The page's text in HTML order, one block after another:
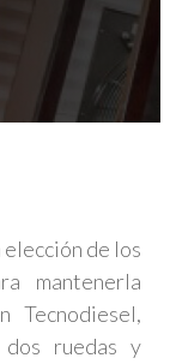
La
para
de los
mantenerla
Tecnodiesel,
dos ruedas y